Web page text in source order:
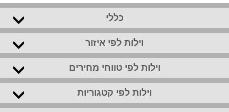
כללי
וילות לפי איזור
וילות לפי טווחי מחירים
וילות לפי קטגוריות